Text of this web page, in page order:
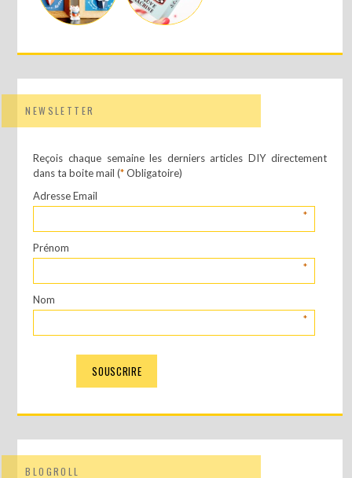
NEWSLETTER
Reçois chaque semaine les derniers articles DIY directement
dans ta boite mail (*Obligatoire)
Adresse Email
*
Prénom
*
Nom
*
BLOGROLL